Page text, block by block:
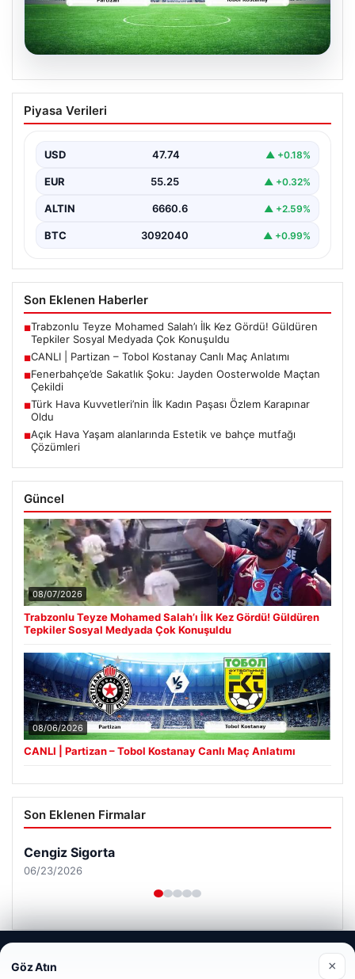
06.08.2026
CANLI | Partizan – Tobol Kostanay Canlı
Maç Anlatımı
Piyasa Verileri
USD 47.74 ▲ +0.18%
EUR 55.25 ▲ +0.32%
ALTIN 6660.6 ▲ +2.59%
BTC 3092040 ▲ +0.99%
Son Eklenen Haberler
■Trabzonlu Teyze Mohamed Salah’ı İlk Kez Gördü! Güldüren
Tepkiler Sosyal Medyada Çok Konuşuldu
■CANLI | Partizan – Tobol Kostanay Canlı Maç Anlatımı
■Fenerbahçe’de Sakatlık Şoku: Jayden Oosterwolde Maçtan
Çekildi
■Türk Hava Kuvvetleri’nin İlk Kadın Paşası Özlem Karapınar
Oldu
■Açık Hava Yaşam alanlarında Estetik ve bahçe mutfağı
Çözümleri
Güncel
08/07/2026
Trabzonlu Teyze Mohamed Salah’ı İlk Kez Gördü! Güldüren
Tepkiler Sosyal Medyada Çok Konuşuldu
08/06/2026
CANLI | Partizan – Tobol Kostanay Canlı Maç Anlatımı
Son Eklenen Firmalar
deneyiminizi kişiselleştirmek ve geliştirmek amacıyla çerezler
Göz Atın ×